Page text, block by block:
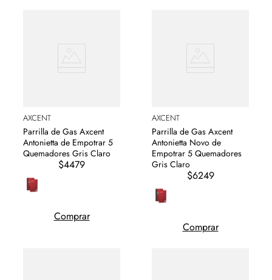
AXCENT
Parrilla de Gas Axcent
Antonietta de Empotrar 5
Quemadores Gris Claro
$4479
Comprar
AXCENT
Parrilla de Gas Axcent
Antonietta Novo de
Empotrar 5 Quemadores
Gris Claro
$6249
Comprar